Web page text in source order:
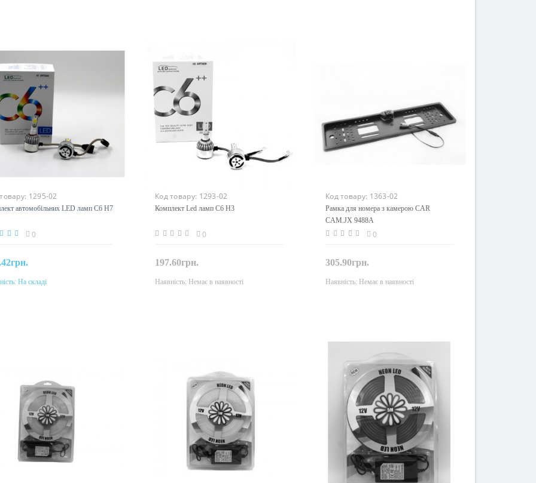
1295-02
автомобільних LED ламп C6 H7
0
До кошика
На складі
Код товару: 1293-02
Комплект Led ламп C6 H3
0
197.60грн.
Закінчився
Наявність: Немає в наявності
Код товару: 1363-02
Рамка для номера з камерою CAR
CAM.JX 9488A
0
305.90грн.
Закінчився
Наявність: Немає в наявності